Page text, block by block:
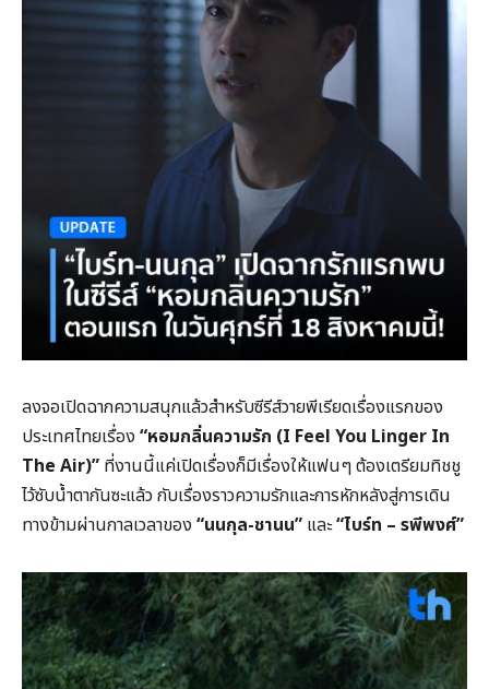
ลงจอเปิดฉากความสนุกแล้วสำหรับซีรีส์วายพีเรียดเรื่องแรกของ
ประเทศไทยเรื่อง “หอมกลิ่นความรัก (I Feel You Linger In
The Air)” ที่งานนี้แค่เปิดเรื่องก็มีเรื่องให้แฟนๆ ต้องเตรียมทิชชู
ไว้ซับน้ำตากันซะแล้ว กับเรื่องราวความรักและการหักหลังสู่การเดิน
ทางข้ามผ่านกาลเวลาของ “นนกุล-ชานน” และ“ไบร์ท – รพีพงศ์”